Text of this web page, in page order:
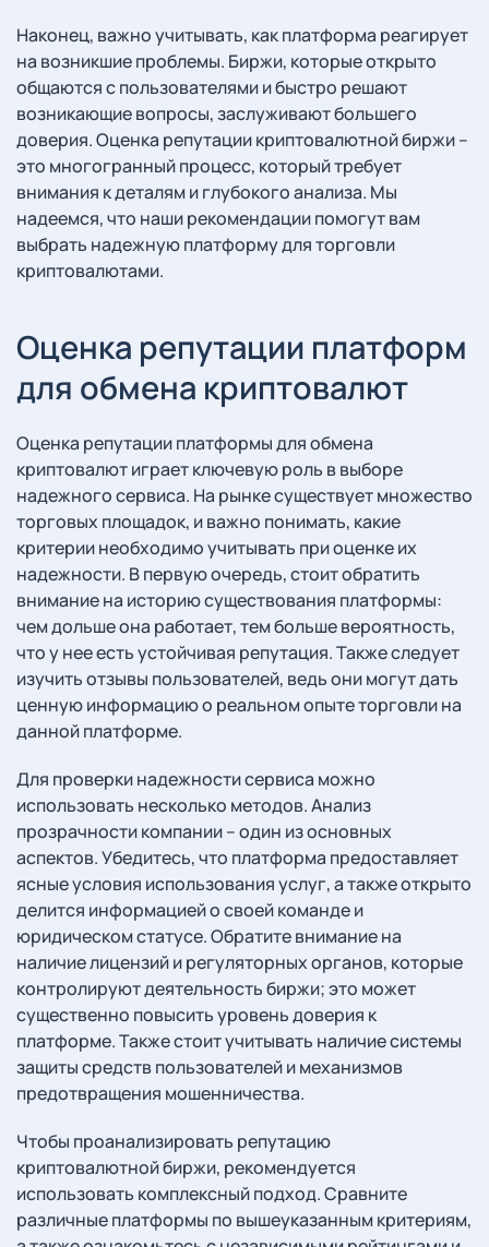
Наконец, важно учитывать, как платформа реагирует
на возникшие проблемы. Биржи, которые открыто
общаются с пользователями и быстро решают
возникающие вопросы, заслуживают большего
доверия. Оценка репутации криптовалютной биржи –
это многогранный процесс, который требует
внимания к деталям и глубокого анализа. Мы
надеемся, что наши рекомендации помогут вам
выбрать надежную платформу для торговли
криптовалютами.
Оценка репутации платформ
для обмена криптовалют
Оценка репутации платформы для обмена
криптовалют играет ключевую роль в выборе
надежного сервиса. На рынке существует множество
торговых площадок, и важно понимать, какие
критерии необходимо учитывать при оценке их
надежности. В первую очередь, стоит обратить
внимание на историю существования платформы:
чем дольше она работает, тем больше вероятность,
что у нее есть устойчивая репутация. Также следует
изучить отзывы пользователей, ведь они могут дать
ценную информацию о реальном опыте торговли на
данной платформе.
Для проверки надежности сервиса можно
использовать несколько методов. Анализ
прозрачности компании – один из основных
аспектов. Убедитесь, что платформа предоставляет
ясные условия использования услуг, а также открыто
делится информацией о своей команде и
юридическом статусе. Обратите внимание на
наличие лицензий и регуляторных органов, которые
контролируют деятельность биржи; это может
существенно повысить уровень доверия к
платформе. Также стоит учитывать наличие системы
защиты средств пользователей и механизмов
предотвращения мошенничества.
Чтобы проанализировать репутацию
криптовалютной биржи, рекомендуется
использовать комплексный подход. Сравните
различные платформы по вышеуказанным критериям,